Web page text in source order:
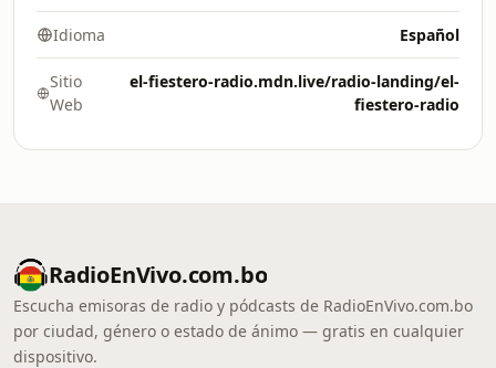
Idioma Español
Sitio
Web
el-fiestero-radio.mdn.live/radio-landing/el-
fiestero-radio
RadioEnVivo.com.bo
Escucha emisoras de radio y pódcasts de RadioEnVivo.com.bo
por ciudad, género o estado de ánimo — gratis en cualquier
dispositivo.